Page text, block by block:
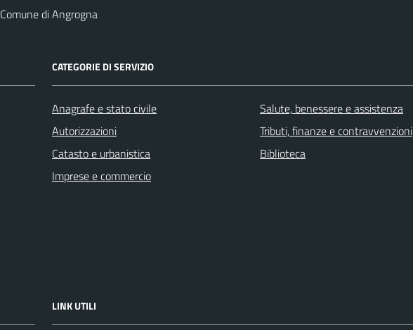
Comune di Angrogna
CATEGORIE DI SERVIZIO
Anagrafe e stato civile
Autorizzazioni
Catasto e urbanistica
Imprese e commercio
Salute, benessere e assistenza
Tributi, finanze e contravvenzioni
Biblioteca
LINK UTILI